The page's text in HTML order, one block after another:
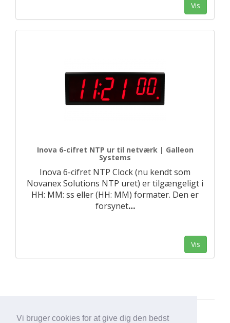
Vi bruger cookies for at give dig den bedst
Vis
Inova 6-cifret NTP ur til netværk | Galleon
Systems
Inova 6-cifret NTP Clock (nu kendt som
Novanex Solutions NTP uret) er tilgængeligt i
HH: MM: ss eller (HH: MM) formater. Den er
forsynet…
Vis